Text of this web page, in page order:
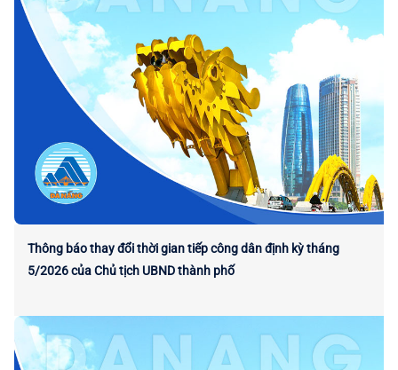
Thông báo thay đổi thời gian tiếp công dân định kỳ tháng
5/2026 của Chủ tịch UBND thành phố